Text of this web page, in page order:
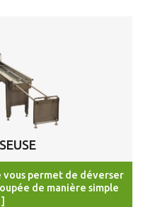
vous permet de déverser
de manière simple